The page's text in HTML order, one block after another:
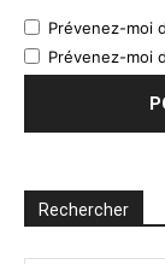
Prévenez-moi
Prévenez-moi
Rechercher